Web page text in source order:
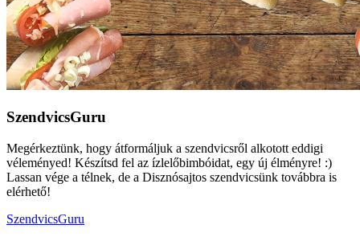
SzendvicsGuru
Megérkeztünk, hogy átformáljuk a szendvicsről alkotott eddigi
véleményed! Készítsd fel az ízlelőbimbóidat, egy új élményre! :)
Lassan vége a télnek, de a Disznósajtos szendvicsünk továbbra is
elérhető!
SzendvicsGuru